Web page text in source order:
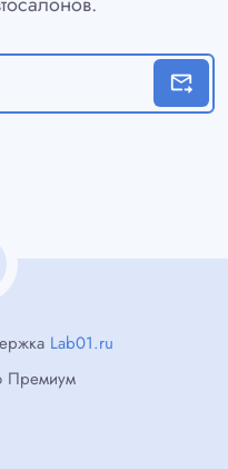
forward_to_inbox
Премиум
Lab01.ru